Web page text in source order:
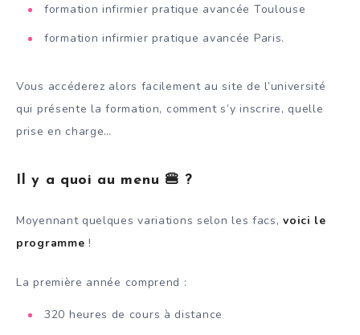
formation infirmier pratique avancée Toulouse
formation infirmier pratique avancée Paris.
Vous accéderez alors facilement au site de l’université
qui présente la formation, comment s’y inscrire, quelle
prise en charge…
Il y a quoi au menu 🍔 ?
Moyennant quelques variations selon les facs,voici le
programme !
La première année comprend :
320 heures de cours à distance